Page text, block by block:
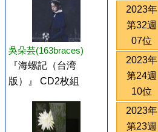
吳朵芸(163braces)
『海螺記（台湾
版）』 CD2枚組
2023年
第32週
07位
2023年
第24週
10位
2023年
第23週